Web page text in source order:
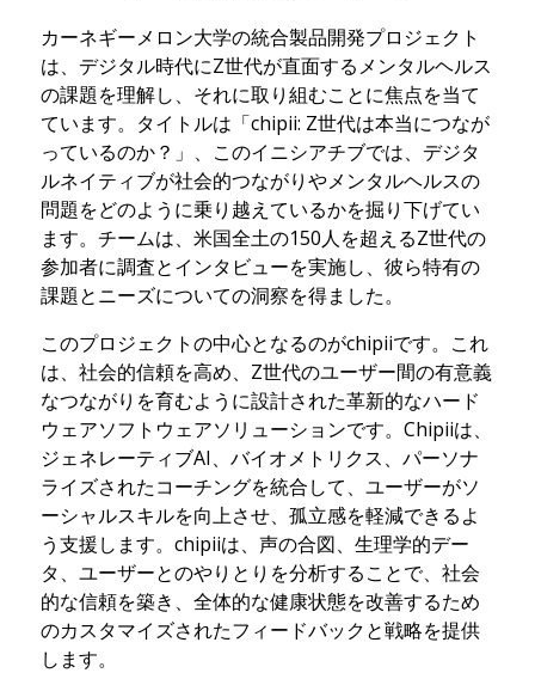
カーネギーメロン大学の統合製品開発プロジェクト
は、デジタル時代にZ世代が直面するメンタルヘルス
の課題を理解し、それに取り組むことに焦点を当て
ています。タイトルは「chipii: Z世代は本当につなが
っているのか？」、このイニシアチブでは、デジタ
ルネイティブが社会的つながりやメンタルヘルスの
問題をどのように乗り越えているかを掘り下げてい
ます。チームは、米国全土の150人を超えるZ世代の
参加者に調査とインタビューを実施し、彼ら特有の
課題とニーズについての洞察を得ました。
このプロジェクトの中心となるのがchipiiです。これ
は、社会的信頼を高め、Z世代のユーザー間の有意義
なつながりを育むように設計された革新的なハード
ウェアソフトウェアソリューションです。Chipiiは、
ジェネレーティブAI、バイオメトリクス、パーソナ
ライズされたコーチングを統合して、ユーザーがソ
ーシャルスキルを向上させ、孤立感を軽減できるよ
う支援します。chipiiは、声の合図、生理学的デー
タ、ユーザーとのやりとりを分析することで、社会
的な信頼を築き、全体的な健康状態を改善するため
のカスタマイズされたフィードバックと戦略を提供
します。